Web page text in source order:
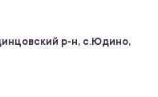
р-н, с.Юдино,